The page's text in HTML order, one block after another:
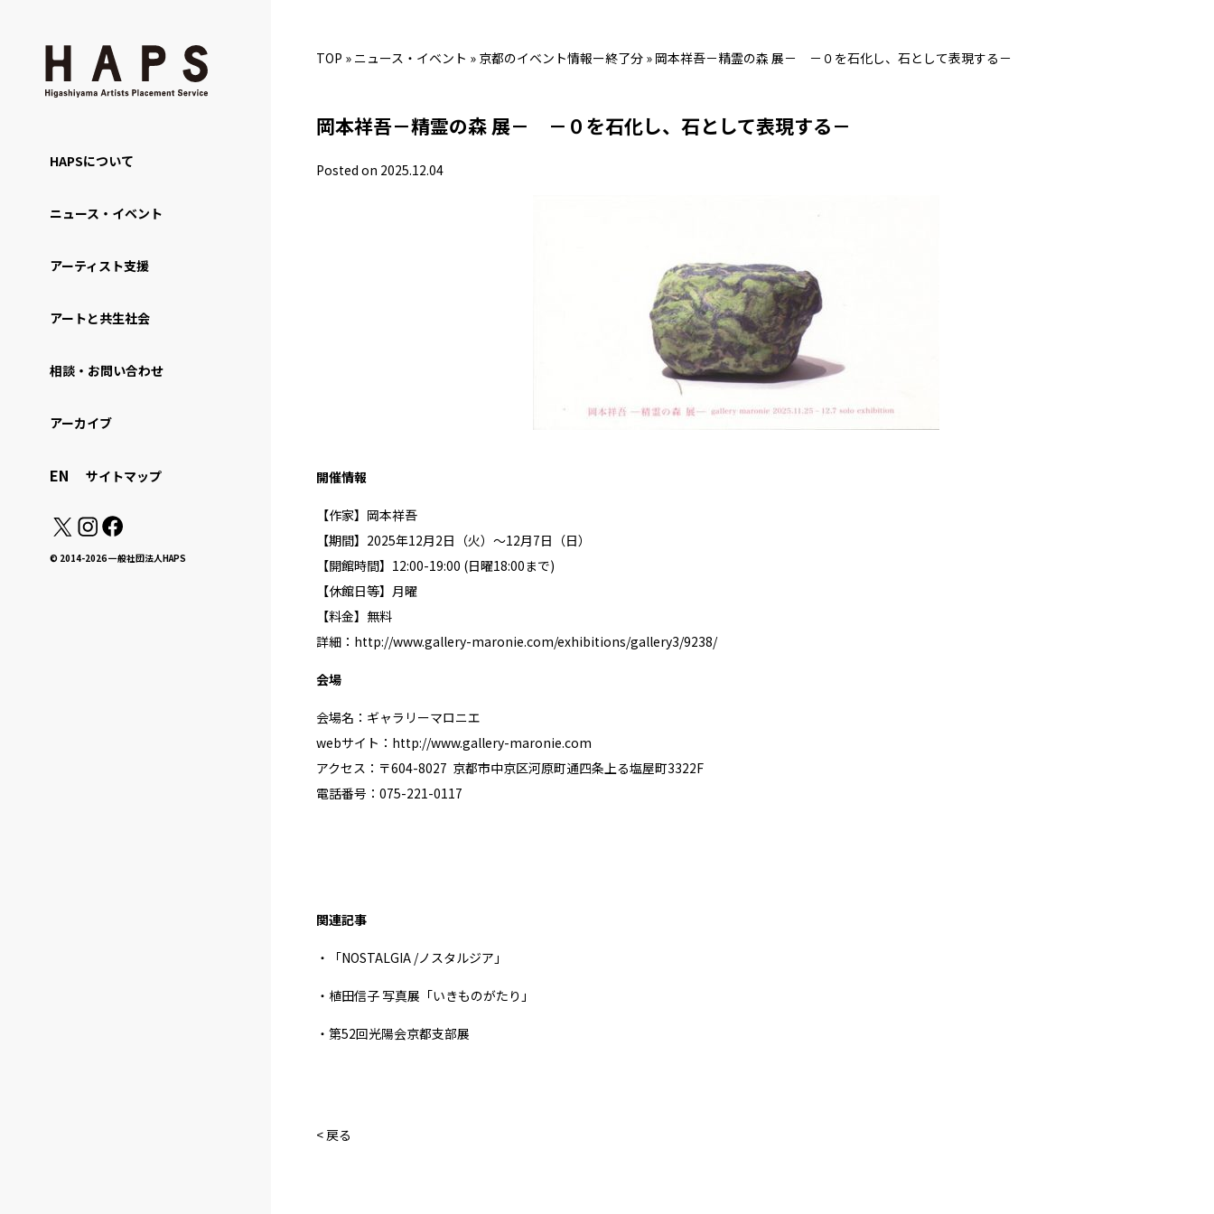
HAPSについて
ニュース・イベント
アーティスト支援
アートと共生社会
相談・お問い合わせ
アーカイブ
EN サイトマップ
© 2014-2026 一般社団法人HAPS
TOP » ニュース・イベント » 京都のイベント情報ー終了分 » 岡本祥吾－精霊の森 展－ －０を石化し、石として表現する－
岡本祥吾－精霊の森 展－ －０を石化し、石として表現する－
Posted on 2025.12.04
開催情報
【作家】岡本祥吾
【期間】2025年12月2日（火）〜12月7日（日）
【開館時間】12:00-19:00 (日曜18:00まで)
【休館日等】月曜
【料金】無料
詳細： http://www.gallery-maronie.com/exhibitions/gallery3/9238/
会場
会場名：ギャラリーマロニエ
webサイト： http://www.gallery-maronie.com
アクセス：〒604-8027 京都市中京区河原町通四条上る塩屋町3322F
電話番号：075-221-0117
関連記事
・「NOSTALGIA /ノスタルジア」
・植田信子 写真展「いきものがたり」
・第52回光陽会京都支部展
< 戻る